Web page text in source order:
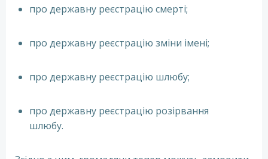
про державну реєстрацію смерті;
про державну реєстрацію зміни імені;
про державну реєстрацію шлюбу;
про державну реєстрацію розірвання
шлюбу.